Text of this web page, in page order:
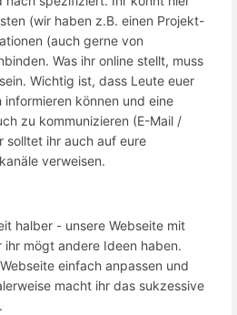
(wir haben z.B. einen Projekt-
(auch gerne von
Was ihr online stellt, muss
Wichtig ist, dass Leute euer
können und eine
zu kommunizieren (E-Mail /
solltet ihr auch auf eure
verweisen.
halber - unsere Webseite mit
ihr mögt andere Ideen haben.
einfach anpassen und
macht ihr das sukzessive